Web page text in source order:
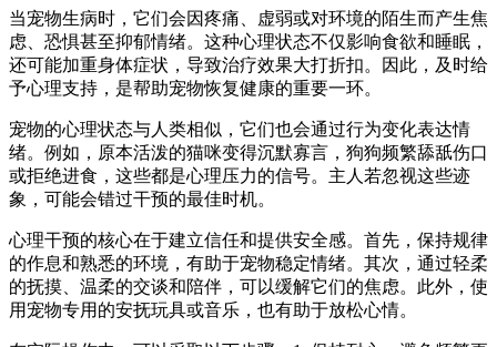
当宠物生病时，它们会因疼痛、虚弱或对环境的陌生而产生焦
虑、恐惧甚至抑郁情绪。这种心理状态不仅影响食欲和睡眠，
还可能加重身体症状，导致治疗效果大打折扣。因此，及时给
予心理支持，是帮助宠物恢复健康的重要一环。
宠物的心理状态与人类相似，它们也会通过行为变化表达情
绪。例如，原本活泼的猫咪变得沉默寡言，狗狗频繁舔舐伤口
或拒绝进食，这些都是心理压力的信号。主人若忽视这些迹
象，可能会错过干预的最佳时机。
心理干预的核心在于建立信任和提供安全感。首先，保持规律
的作息和熟悉的环境，有助于宠物稳定情绪。其次，通过轻柔
的抚摸、温柔的交谈和陪伴，可以缓解它们的焦虑。此外，使
用宠物专用的安抚玩具或音乐，也有助于放松心情。